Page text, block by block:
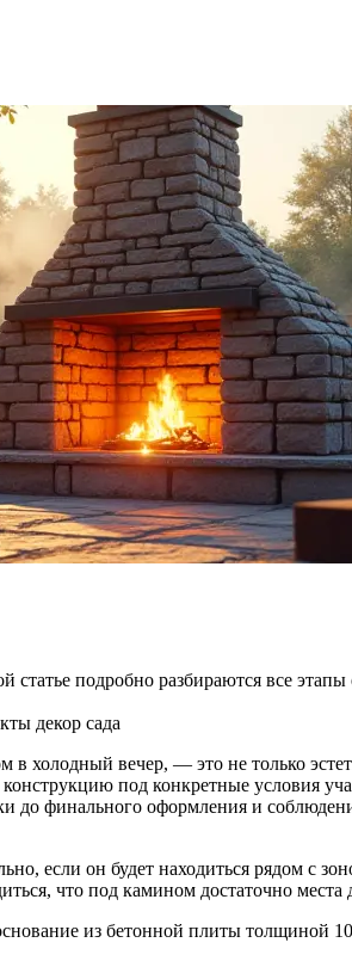
подробно разбираются все
декор сада
холодный вечер, — это не только
под конкретные условия
финального оформления и
если он будет находиться рядом с
что под камином достаточно
из бетонной плиты толщиной